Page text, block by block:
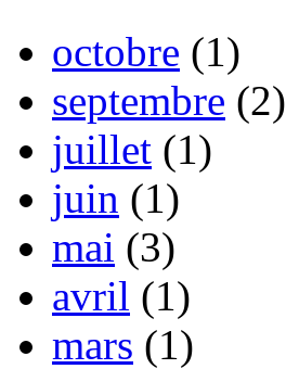
octobre (1)
septembre (2)
juillet (1)
juin (1)
mai (3)
avril (1)
mars (1)